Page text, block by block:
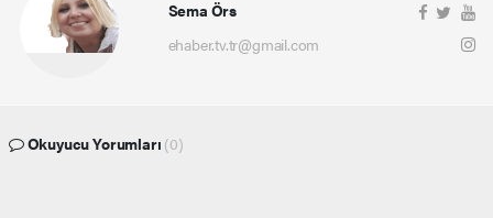
Sema Örs
ehaber.tv.tr@gmail.com
Okuyucu Yorumları (0)